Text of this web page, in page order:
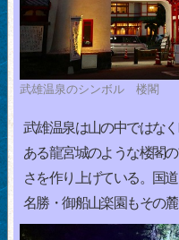
武雄温泉のシンボル 楼閣
武雄温泉は山の中ではな
ある龍宮城のような楼閣
さを作り上げている。国
名勝・御船山楽園もその麓